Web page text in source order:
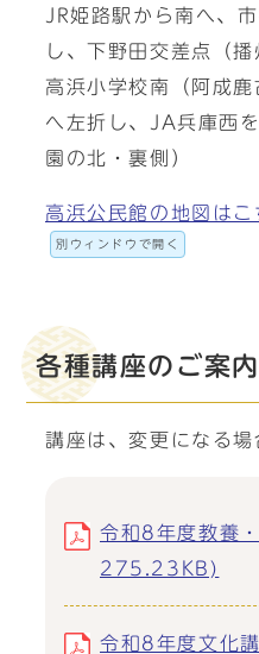
JR姫路駅から南へ、
し、下野田交差点（
高浜小学校南（阿成
へ左折し、JA兵庫西
園の北・裏側）
高浜公民館の地図はこ
別ウィンドウで開く
各種講座のご案内
講座は、変更になる場
令和8年度教養
275.23KB)
令和8年度文化